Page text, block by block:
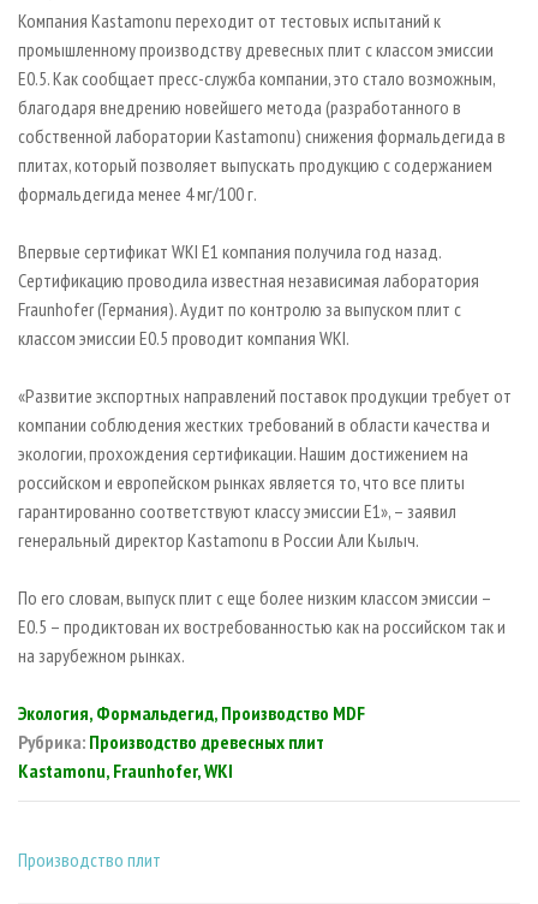
СУШКА ДРЕВЕСИНЫ
ПРОИЗВОДСТВО ДРЕВЕСНЫХ ПЛИТ
ДЕРЕВЯННОЕ ДОМОСТРОЕНИЕ
ПРОИЗВОДСТВО МЕБЕЛИ
БИОЭНЕРГЕТИКА
ИНСТРУМЕНТ И МАТЕРИАЛЫ
ПЕРСОНЫ
МОБИЛЬНЫЕ ВЫСТАВКИ
ОФИЦИАЛЬНЫЕ ДЕЛЕГАЦИИ
ПРИОРИТЕТНЫЕ ИНВЕСТПРОЕКТЫ
RUSSIAN FORESTRY REVIEW
БИБЛИОТЕКА СПЕЦИАЛИСТА
КОНТАКТЫ
РЕКЛАМА
РЕКЛАМА НА САЙТЕ
Компания Kastamonu переходит от тестовых испытаний к
промышленному производству древесных плит с классом эмиссии
Е0.5. Как сообщает пресс-служба компании, это стало возможным,
благодаря внедрению новейшего метода (разработанного в
собственной лаборатории Kastamonu) снижения формальдегида в
плитах, который позволяет выпускать продукцию с содержанием
формальдегида менее 4 мг/100 г.
Впервые сертификат WKI Е1 компания получила год назад.
Сертификацию проводила известная независимая лаборатория
Fraunhofer (Германия). Аудит по контролю за выпуском плит с
классом эмиссии Е0.5 проводит компания WKI.
«Развитие экспортных направлений поставок продукции требует от
компании соблюдения жестких требований в области качества и
экологии, прохождения сертификации. Нашим достижением на
российском и европейском рынках является то, что все плиты
гарантированно соответствуют классу эмиссии Е1», – заявил
генеральный директор Kastamonu в России Али Кылыч.
По его словам, выпуск плит с еще более низким классом эмиссии –
Е0.5 – продиктован их востребованностью как на российском так и
на зарубежном рынках.
Экология, Формальдегид, Производство MDF
Рубрика: Производство древесных плит
Kastamonu, Fraunhofer, WKI
Производство плит